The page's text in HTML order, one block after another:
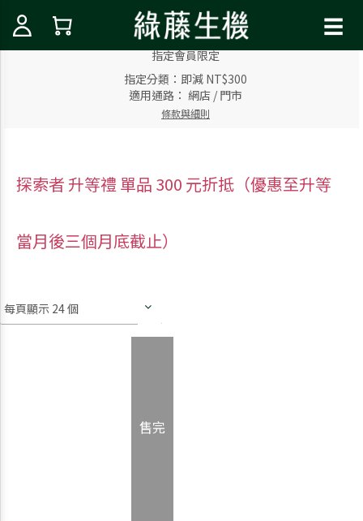
☰
指定會員限定
指定分類：即減 NT$300
適用通路： 網店 / 門市
條款與細則
探索者 升等禮 單品 300 元折抵（優惠至升等
當月後三個月底截止）
售完